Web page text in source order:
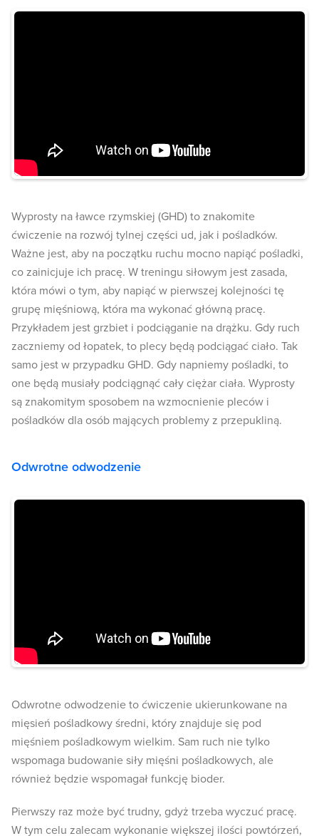
Wyprosty na ławce rzymskiej (GHD) to znakomite
ćwiczenie na rozwój tylnej części ud, jak i pośladków.
Ważne jest, aby na początku ruchu mocno napiąć pośladki,
co zainicjuje ich pracę. W treningu siłowym jest zasada,
która mówi o tym, aby napiąć w pierwszej kolejności tę
grupę mięśniową, która ma wykonać główną pracę.
Przykładem jest grzbiet i podciąganie na drążku. Gdy ruch
zaczniemy od łopatek, to plecy będą podciągać ciało. Tak
samo jest w przypadku GHD. Gdy napniemy pośladki, to
one będą musiały podciągnąć cały ciężar ciała. Wyprosty
są znakomitym sposobem na wzmocnienie pleców i
pośladków dla osób mających problemy z przepukliną.
Odwrotne odwodzenie
Odwrotne odwodzenie to ćwiczenie ukierunkowane na
mięsień pośladkowy średni, który znajduje się pod
mięśniem pośladkowym wielkim. Sam ruch nie tylko
wspomaga budowanie siły mięśni pośladkowych, ale
również będzie wspomagał funkcję bioder.
Pierwszy raz może być trudny, gdyż trzeba wyczuć pracę.
W tym celu zalecam wykonanie większej ilości powtórzeń,